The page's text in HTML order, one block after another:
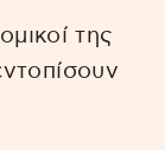
της